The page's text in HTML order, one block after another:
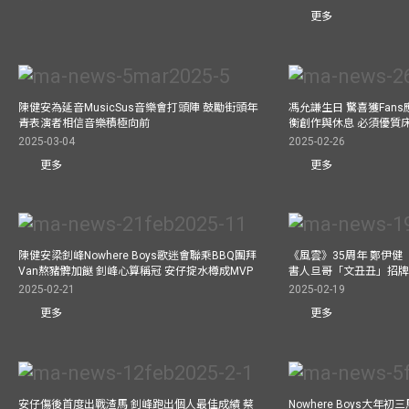
更多
陳健安為延音MusicSus音樂會打頭陣 鼓勵街頭年
青表演者相信音樂積極向前
2025-03-04
更多
馮允謙生日 驚喜獲Fans
衡創作與休息 必須優質
2025-02-26
更多
陳健安梁釗峰Nowhere Boys歌迷會聯乘BBQ團拜
Van熬豬髀加餸 釗峰心算稱冠 安仔掟水樽成MVP
2025-02-21
更多
《風雲》35周年 鄭伊
書人旦哥「文丑丑」招
2025-02-19
更多
安仔傷後首度出戰渣馬 釗峰跑出個人最佳成績 蔡 Nowhere Boys大年初